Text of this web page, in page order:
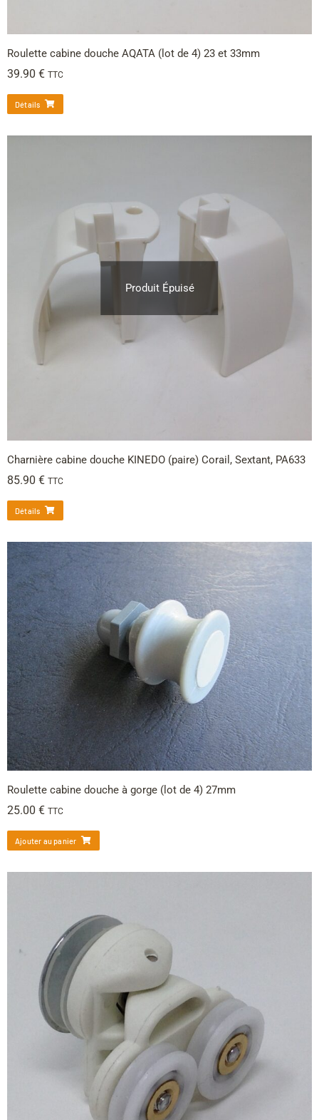
Roulette cabine douche AQATA (lot de 4) 23 et 33mm
39.90 € TTC
Détails
Produit Épuisé
Charnière cabine douche KINEDO (paire) Corail, Sextant, PA633
85.90 € TTC
Détails
Roulette cabine douche à gorge (lot de 4) 27mm
25.00 € TTC
Ajouter au panier